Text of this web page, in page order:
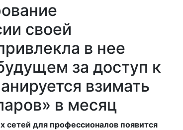
своей
в нее
за доступ к
взимать
в месяц
сетей для профессионалов появится